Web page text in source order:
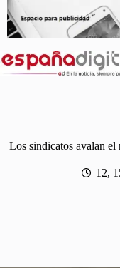
contenido
Los sindicatos avalan el
12,